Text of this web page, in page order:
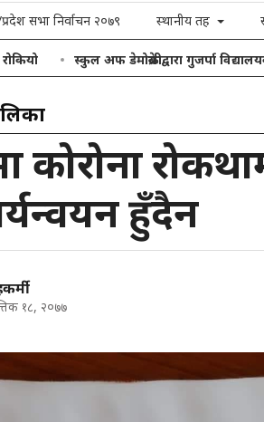
प्रदेश सभा निर्वाचन २०७९ स्थानीय तह
स्कुल अफ डेमोक्रेसीद्वारा गुजर्पा विद्यालयका
कोरोना
हुँदैन
१८, २०७७